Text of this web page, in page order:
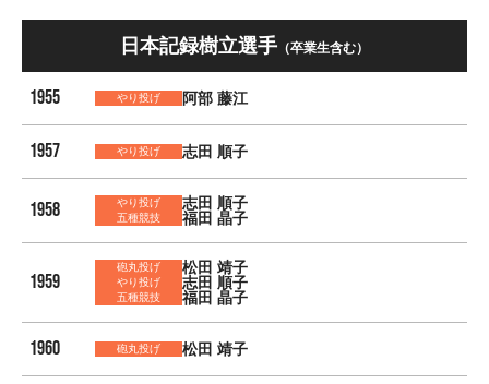
日本記録樹立選手 （卒業生含む）
1955 やり投げ 阿部 藤江
1957 やり投げ 志田 順子
1958 やり投げ 志田 順子
五種競技 福田 晶子
1959
砲丸投げ 松田 靖子
やり投げ 志田 順子
五種競技 福田 晶子
1960 砲丸投げ 松田 靖子